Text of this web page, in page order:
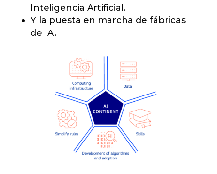
Inteligencia Artificial.
Y la puesta en marcha de fábricas
de IA.